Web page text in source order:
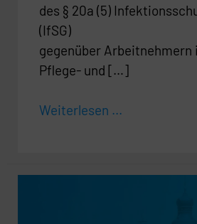
des § 20a (5)
(IfSG)
gegenüber Arbeitnehmern
Pflege- und […]
Weiterlesen ...